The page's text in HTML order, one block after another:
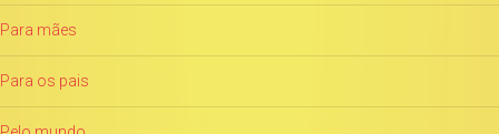
Para mães
Para os pais